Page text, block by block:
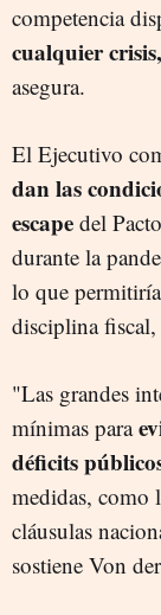
competencia
cualquier
asegura.
El Ejecutivo
dan las
escape del
durante la
lo que
disciplina
"Las grandes
mínimas para
déficits
medidas, como
cláusulas
sostiene Von